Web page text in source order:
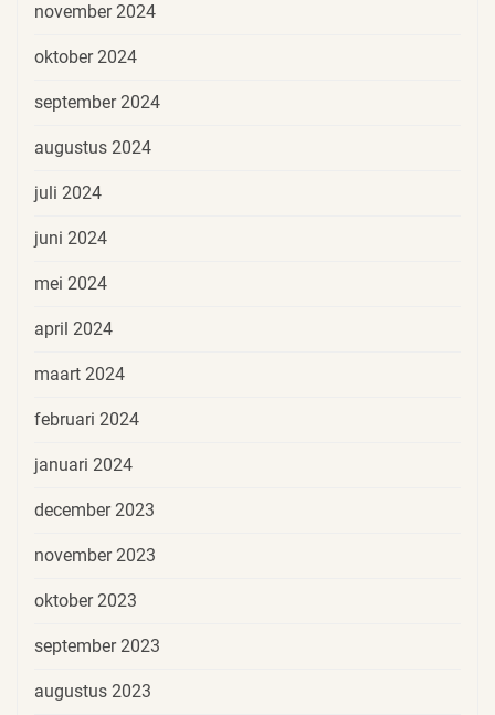
november 2024
oktober 2024
september 2024
augustus 2024
juli 2024
juni 2024
mei 2024
april 2024
maart 2024
februari 2024
januari 2024
december 2023
november 2023
oktober 2023
september 2023
augustus 2023